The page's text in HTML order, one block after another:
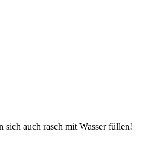
sich auch rasch mit Wasser füllen!